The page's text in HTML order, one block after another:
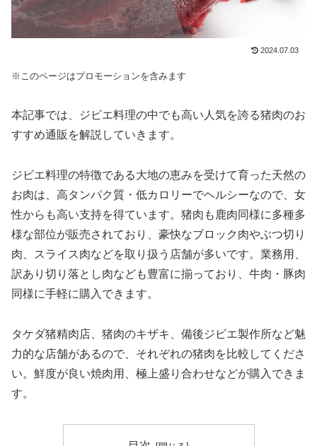
2024.07.03
※このページはプロモーションを含みます
本記事では、ジビエ料理の中でも高い人気を誇る猪肉のお
すすめ通販を解説していきます。
ジビエ料理の特徴である大地の恵みを受けて育った天然の
お肉は、高タンパク質・低カロリーでヘルシーなので、女
性からも高い支持を得ています。猪肉も鹿肉同様に多種多
様な部位が販売されており、豪快なブロック肉やぶつ切り
肉、スライス肉などを取り扱う店舗が多いです。業務用、
訳あり切り落とし肉なども豊富に揃っており、牛肉・豚肉
同様に手軽に購入できます。
タケダ猪精肉店、猪肉のキザキ、備後ジビエ製作所など魅
力的な店舗があるので、それぞれの猪肉を比較してくださ
い。鮮度が良い焼肉用、極上盛り合わせなどが購入できま
す。